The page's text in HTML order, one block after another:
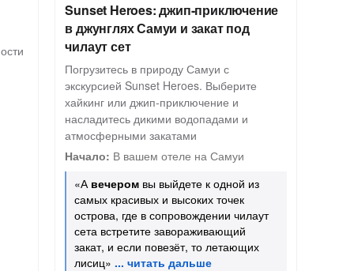
Sunset Heroes: джип-приключение
в джунглях Самуи и закат под
чилаут сет
Погрузитесь в природу Самуи с
экскурсией Sunset Heroes. Выберите
хайкинг или джип-приключение и
насладитесь дикими водопадами и
атмосферными закатами
Начало: В вашем отеле на Самуи
«А вечером вы выйдете к одной из
самых красивых и высоких точек
острова, где в сопровождении чилаут
сета встретите завораживающий
закат, и если повезёт, то летающих
лисиц»